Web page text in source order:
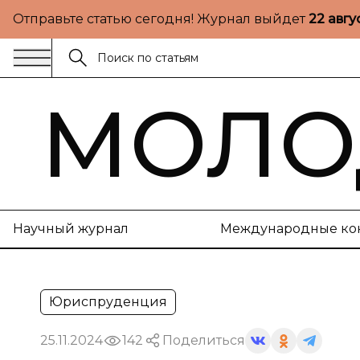
Отправьте статью сегодня! Журнал выйдет22
Научный журнал Международные
Юриспруденция
25.11.2024 142 Поделиться